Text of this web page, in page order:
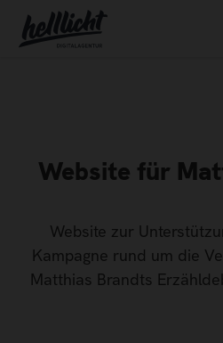
Website für
Website zur
Kampagne rund um die
Matthias Brandts